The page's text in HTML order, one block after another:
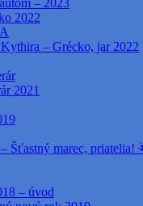
– 2023
2022
– Grécko, jar 2022
2021
Šťastný marec, priatelia!
– úvod